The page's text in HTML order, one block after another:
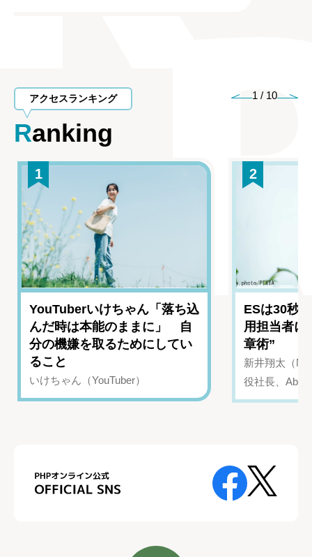
アクセスランキング
Ranking
1 / 10
1
YouTuberいけちゃん「落ち込
んだ時は本能のままに」 自
分の機嫌を取るためにしてい
ること
いけちゃん（YouTuber）
2
ESは30秒
用担当者に
章術”
新井翔太（
役社長、